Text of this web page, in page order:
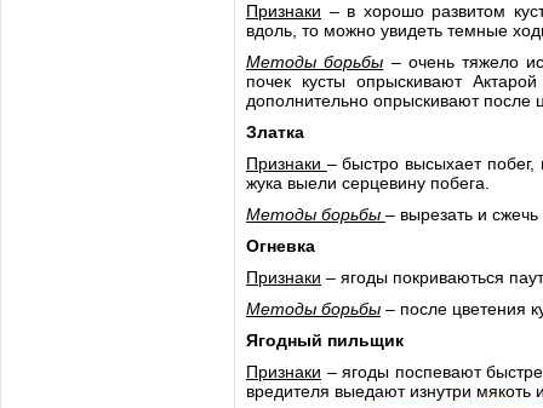
Признаки – в хорошо развитом
вдоль, то можно увидеть темные
Методы борьбы – очень тяжело
почек кусты опрыскивают
дополнительно опрыскивают после
Златка
Признаки – быстро высыхает
жука выели серцевину побега.
Методы борьбы – вырезать и
Огневка
Признаки – ягоды покриваються
Методы борьбы – после цветения
Ягодный пильщик
Признаки – ягоды поспевают
вредителя выедают изнутри мякоть